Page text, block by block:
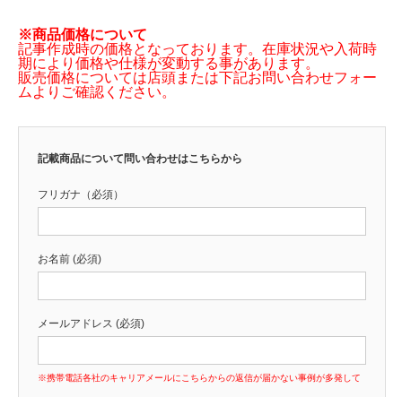
※商品価格について
記事作成時の価格となっております。在庫状況や入荷時
期により価格や仕様が変動する事があります。
販売価格については店頭または下記お問い合わせフォー
ムよりご確認ください。
記載商品について問い合わせはこちらから
フリガナ（必須）
お名前 (必須)
メールアドレス (必須)
※携帯電話各社のキャリアメールにこちらからの返信が届かない事例が多発して